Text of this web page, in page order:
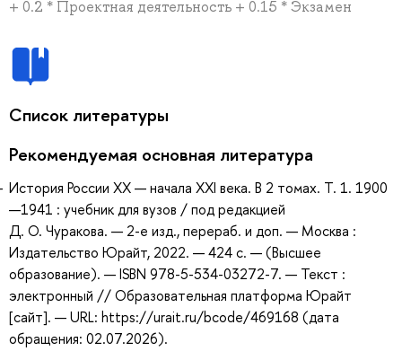
+ 0.2 * Проектная деятельность + 0.15 * Экзамен
Список литературы
Рекомендуемая основная литература
История России XX — начала XXI века. В 2 томах. Т. 1. 1900
—1941 : учебник для вузов / под редакцией
Д. О. Чуракова. — 2-е изд., перераб. и доп. — Москва :
Издательство Юрайт, 2022. — 424 с. — (Высшее
образование). — ISBN 978-5-534-03272-7. — Текст :
электронный // Образовательная платформа Юрайт
[сайт]. — URL: https://urait.ru/bcode/469168 (дата
обращения: 02.07.2026).